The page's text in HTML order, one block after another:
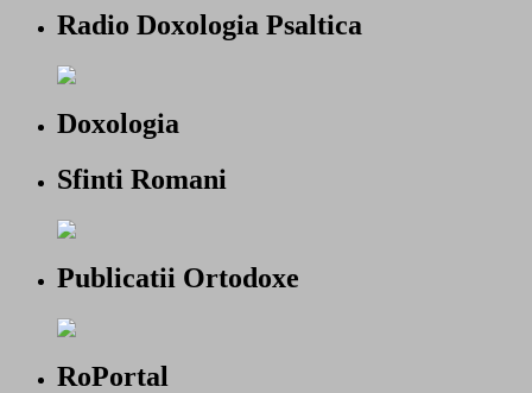
Radio Doxologia Psaltica
Doxologia
Sfinti Romani
Publicatii Ortodoxe
RoPortal